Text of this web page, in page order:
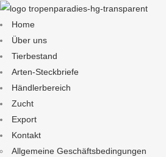
Home
Über uns
Tierbestand
Arten-Steckbriefe
Händlerbereich
Zucht
Export
Kontakt
Allgemeine Geschäftsbedingungen